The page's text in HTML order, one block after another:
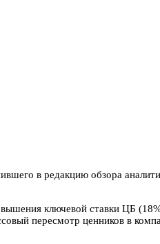
в редакцию обзора
ключевой ставки ЦБ
пересмотр ценников в